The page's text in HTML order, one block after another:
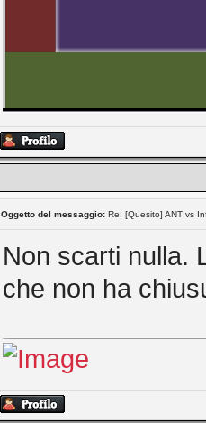
Oggetto del messaggio: Re: [Quesito] ANT vs
Non scarti nulla.
che non ha